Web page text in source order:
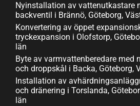
Nyinstallation av vattenutkastare
backventil i Brännö, Göteborg,
Konvertering av öppet
tryckexpansion i Olofstorp,
län
Byte av varmvattenberedare med
och droppskål i Backa, Göteborg,
Installation av
och dränering i Torslanda,
län